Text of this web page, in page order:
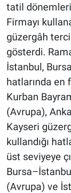
tatil
Firmayı
güzergâh
gösterdi.
İstanbul,
hatlarında en
Kurban
(Avrupa),
Kayseri
kullandığı
üst seviyeye
(Avrupa) ve